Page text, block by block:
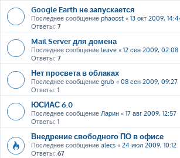
Google Earth не запускается
Последнее сообщение phaoost « 13 окт 2009,
Ответы: 7
Mail Server для домена
Последнее сообщение leave « 12 сен 2009, 02:08
Ответы: 7
Нет просвета в облаках
Последнее сообщение grub « 08 сен 2009, 09:27
Ответы: 1
ЮСИАС 6.0
Последнее сообщение Ларин « 17 авг 2009, 12:57
Ответы: 1
Внедрение свободного ПО в офисе
Последнее сообщение alecs « 24 июл 2009, 10:12
Ответы: 67